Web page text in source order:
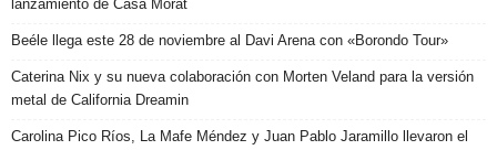
lanzamiento de Casa Morat
Beéle llega este 28 de noviembre al Davi Arena con «Borondo Tour»
Caterina Nix y su nueva colaboración con Morten Veland para la versión
metal de California Dreamin
Carolina Pico Ríos, La Mafe Méndez y Juan Pablo Jaramillo llevaron el